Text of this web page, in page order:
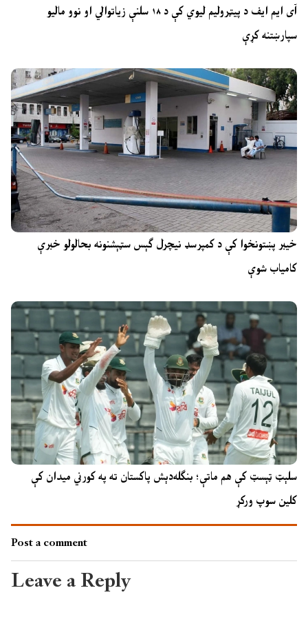
آی ایم ایف د پیټرولیم لیوي کې د ۱۸ سلنې زیاتوالي او نوو مالیو
سپارښتنه کړې
خیبر پښتونخوا کې د کمپرسډ نیچرل ګېس سټېشنونه بحالولو خبرې
کامیاب شوې
سلېټ ټېسټ کې هم ماتې؛ بنګله‌دېش پاکستان ته په کورني میدان کې
کلین سوپ ورکړ
Post a comment
Leave a Reply